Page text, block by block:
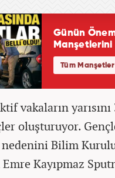
vakaların yarısını
oluşturuyor.
nedenini Bilim
Kayıpmaz